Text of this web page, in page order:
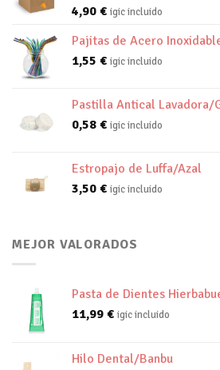
4,90 € igic incluido
Pajitas de Acero
1,55 € igic incluido
Pastilla Antical Lavadora/
0,58 € igic incluido
Estropajo de Luffa/Azal
3,50 € igic incluido
MEJOR VALORADOS
Pasta de Dientes
11,99 € igic incluido
Hilo Dental/Banbu